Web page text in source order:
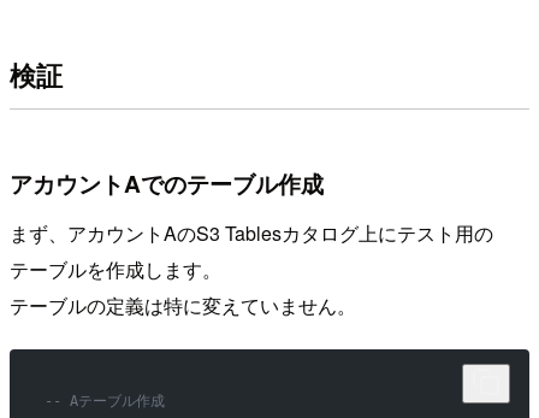
検証
アカウントAでのテーブル作成
まず、アカウントAのS3 Tablesカタログ上にテスト用の
テーブルを作成します。
テーブルの定義は特に変えていません。
-- Aテーブル作成